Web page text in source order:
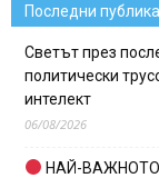
Последни
Светът през
политически
интелект
06/08/2026
НАЙ-